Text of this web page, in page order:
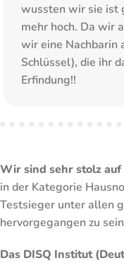
wussten wir sie ist
mehr hoch. Da wir
wir eine Nachbarin
Schlüssel), die ihr
Erfindung!!
Wir sind sehr stolz auf
in der Kategorie
Testsieger unter allen
hervorgegangen zu
Das DISQ Institut